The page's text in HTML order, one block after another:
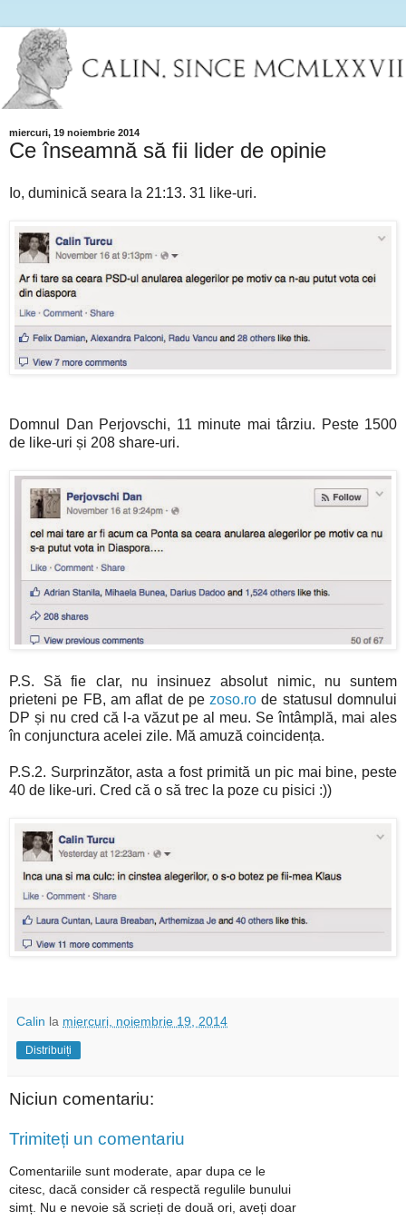
miercuri, 19 noiembrie 2014
Ce înseamnă să fii lider de opinie
Io, duminică seara la 21:13. 31 like-uri.
Domnul Dan Perjovschi, 11 minute mai târziu. Peste 1500
de like-uri și 208 share-uri.
P.S. Să fie clar, nu insinuez absolut nimic, nu suntem
prieteni pe FB, am aflat de pezoso.ro de statusul domnului
DP și nu cred că l-a văzut pe al meu. Se întâmplă, mai ales
în conjunctura acelei zile. Mă amuză coincidența.
P.S.2. Surprinzător, asta a fost primită un pic mai bine, peste
40 de like-uri. Cred că o să trec la poze cu pisici :))
Calin la miercuri, noiembrie 19, 2014
Distribuiți
Niciun comentariu:
Trimiteți un comentariu
Comentariile sunt moderate, apar dupa ce le
citesc, dacă consider că respectă regulile bunului
simț. Nu e nevoie să scrieți de două ori, aveți doar